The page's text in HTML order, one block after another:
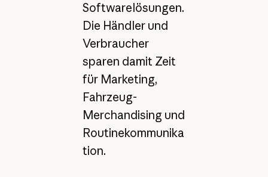
Softwarelösungen.
Die Händler und
Verbraucher
sparen damit Zeit
für Marketing,
Fahrzeug-
Merchandising und
Routinekommunika
tion.